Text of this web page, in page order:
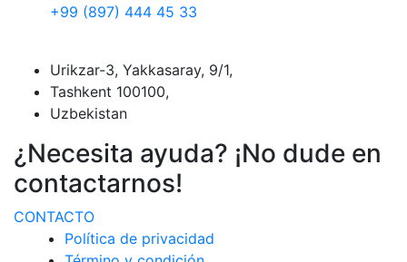
+99 (897) 444 45 33
Urikzar-3, Yakkasaray, 9/1,
Tashkent 100100,
Uzbekistan
¿Necesita ayuda? ¡No dude en
contactarnos!
CONTACTO
Política de privacidad